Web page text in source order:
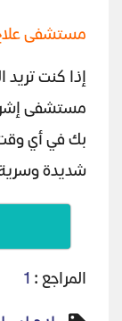
مستشفى
إذا كنت تريد
مستشفى
بك في أي
شديدة
المراجع : 1